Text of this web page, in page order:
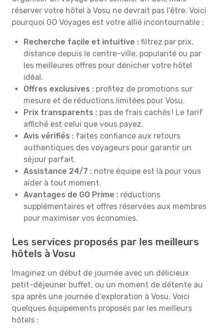
réserver votre hôtel à Vosu ne devrait pas l’être. Voici
pourquoi GO Voyages est votre allié incontournable :
Recherche facile et intuitive : filtrez par prix,
distance depuis le centre-ville, popularité ou par
les meilleures offres pour dénicher votre hôtel
idéal.
Offres exclusives : profitez de promotions sur
mesure et de réductions limitées pour Vosu.
Prix transparents : pas de frais cachés ! Le tarif
affiché est celui que vous payez.
Avis vérifiés : faites confiance aux retours
authentiques des voyageurs pour garantir un
séjour parfait.
Assistance 24/7 : notre équipe est là pour vous
aider à tout moment.
Avantages de GO Prime : réductions
supplémentaires et offres réservées aux membres
pour maximiser vos économies.
Les services proposés par les meilleurs
hôtels à Vosu
Imaginez un début de journée avec un délicieux
petit-déjeuner buffet, ou un moment de détente au
spa après une journée d’exploration à Vosu. Voici
quelques équipements proposés par les meilleurs
hôtels :